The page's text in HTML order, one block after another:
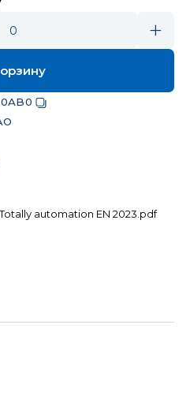
0 +
automation EN 2023.pdf